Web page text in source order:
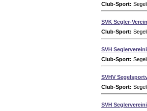
Club-Sport:
SVK Segler-
Club-Sport:
SVH
Club-Sport:
SVHV
Club-Sport:
SVH